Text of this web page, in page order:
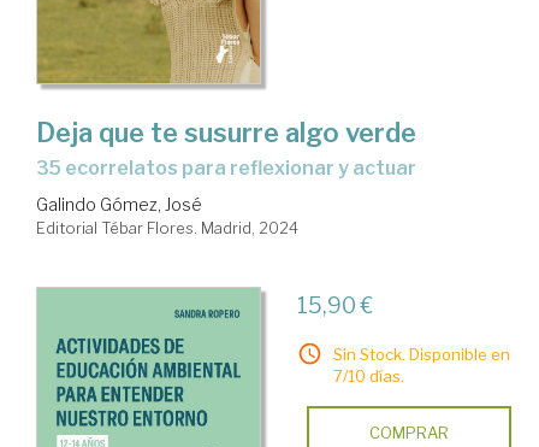
Deja que te susurre algo verde
35 ecorrelatos para reflexionar y actuar
Galindo Gómez, José
Editorial Tébar Flores. Madrid, 2024
15,90 €
Sin Stock. Disponible en
7/10 días.
COMPRAR